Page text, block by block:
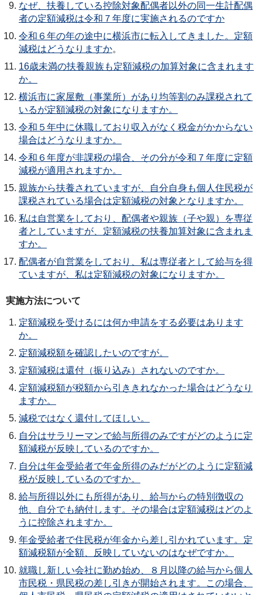
なぜ、扶養している控除対象配偶者以外の同一生計配偶
者の定額減税は令和７年度に実施されるのですか
令和６年の年の途中に横浜市に転入してきました。定額
減税はどうなりますか。
16歳未満の扶養親族も定額減税の加算対象に含まれます
か。
横浜市に家屋敷（事業所）があり均等割のみ課税されて
いるが定額減税の対象になりますか。
令和５年中に休職しており収入がなく税金がかからない
場合はどうなりますか。
令和６年度が非課税の場合、その分が令和７年度に定額
減税が適用されますか。
親族から扶養されていますが、自分自身も個人住民税が
課税されている場合は定額減税の対象となりますか。
私は自営業をしており、配偶者や親族（子や親）を専従
者としていますが、定額減税の扶養加算対象に含まれま
すか。
配偶者が自営業をしており、私は専従者として給与を得
ていますが、私は定額減税の対象になりますか。
実施方法について
定額減税を受けるには何か申請をする必要はあります
か。
定額減税額を確認したいのですが。
定額減税は還付（振り込み）されないのですか。
定額減税額が税額から引ききれなかった場合はどうなり
ますか。
減税ではなく還付してほしい。
自分はサラリーマンで給与所得のみですがどのように定
額減税が反映しているのですか。
自分は年金受給者で年金所得のみだがどのように定額減
税が反映しているのですか。
給与所得以外にも所得があり、給与からの特別徴収の
他、自分でも納付します。その場合は定額減税はどのよ
うに控除されますか。
年金受給者で住民税が年金から差し引かれています。定
額減税額が全額、反映していないのはなぜですか。
就職し新しい会社に勤め始め、８月以降の給与から個人
市民税・県民税の差し引きが開始されます。この場合、